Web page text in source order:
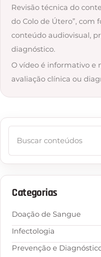
Revisão técnica do
do Colo de Útero”, com
conteúdo audiovisual,
diagnóstico.
O vídeo é informativo e
avaliação clínica ou
Categorias
Doação de Sangue
Infectologia
Prevenção e